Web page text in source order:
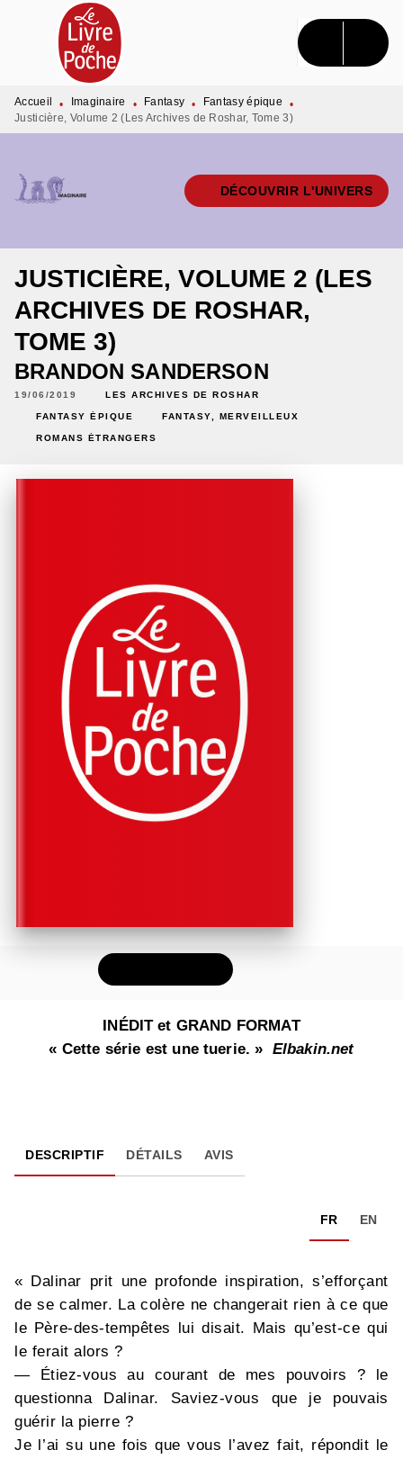
MENU RECHERCHE CONTENU
PIED DE PAGE
Accueil • Imaginaire • Fantasy • Fantasy épique
•
Justicière, Volume 2 (Les Archives de Roshar, Tome 3)
DÉCOUVRIR L'UNIVERS
JUSTICIÈRE, VOLUME 2 (LES
ARCHIVES DE ROSHAR,
TOME 3)
BRANDON SANDERSON
19/06/2019 LES ARCHIVES DE ROSHAR
FANTASY ÉPIQUE FANTASY, MERVEILLEUX
ROMANS ÉTRANGERS
INÉDIT et GRAND FORMAT
« Cette série est une tuerie. » Elbakin.net
DESCRIPTIF DÉTAILS AVIS
FR EN
« Dalinar prit une profonde inspiration, s’efforçant
de se calmer. La colère ne changerait rien à ce que
le Père-des-tempêtes lui disait. Mais qu’est-ce qui
le ferait alors ?
— Étiez-vous au courant de mes pouvoirs ? le
questionna Dalinar. Saviez-vous que je pouvais
guérir la pierre ?
Je l’ai su une fois que vous l’avez fait, répondit le